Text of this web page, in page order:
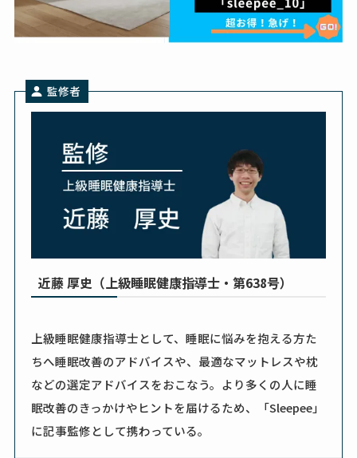
監修者
近藤 厚史（上級睡眠健康指導士・第638号）
上級睡眠健康指導士として、睡眠に悩みを抱える方た
ちへ睡眠改善のアドバイスや、最適なマットレスや枕
などの選定アドバイスをおこなう。より多くの人に睡
眠改善のきっかけやヒントを届けるため、「Sleepee」
に記事監修として携わっている。